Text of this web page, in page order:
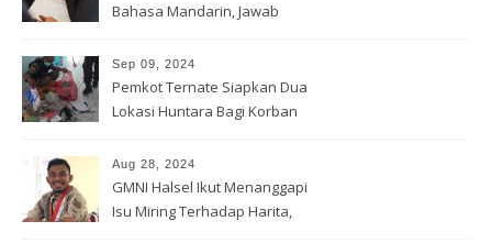
Bahasa Mandarin, Jawab
Sep 09, 2024
Pemkot Ternate Siapkan Dua
Lokasi Huntara Bagi Korban
Aug 28, 2024
GMNI Halsel Ikut Menanggapi
Isu Miring Terhadap Harita,